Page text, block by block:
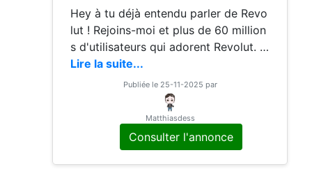
Hey à tu déjà entendu parler de Revo
lut ! Rejoins-moi et plus de 60 million
s d'utilisateurs qui adorent Revolut. In
scris-toi via mon lien ci-dessous :
Lire la suite...
Publiée le 25-11-2025 par
Matthiasdess
Consulter l'annonce